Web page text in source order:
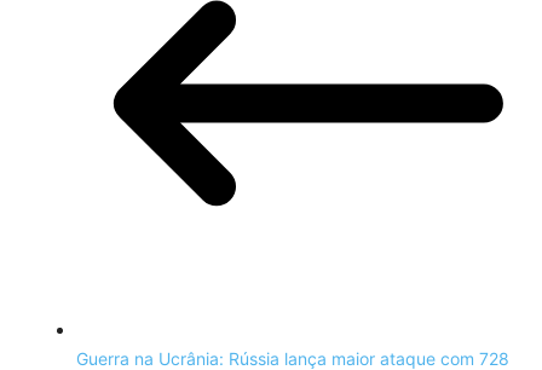
Guerra na Ucrânia: Rússia lança maior ataque com 728